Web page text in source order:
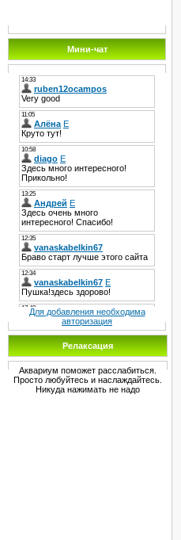
Мини-чат
Для добавления необходима
авторизация
Релаксация
Аквариум поможет расслабиться.
Просто любуйтесь и наслаждайтесь.
Никуда нажимать не надо